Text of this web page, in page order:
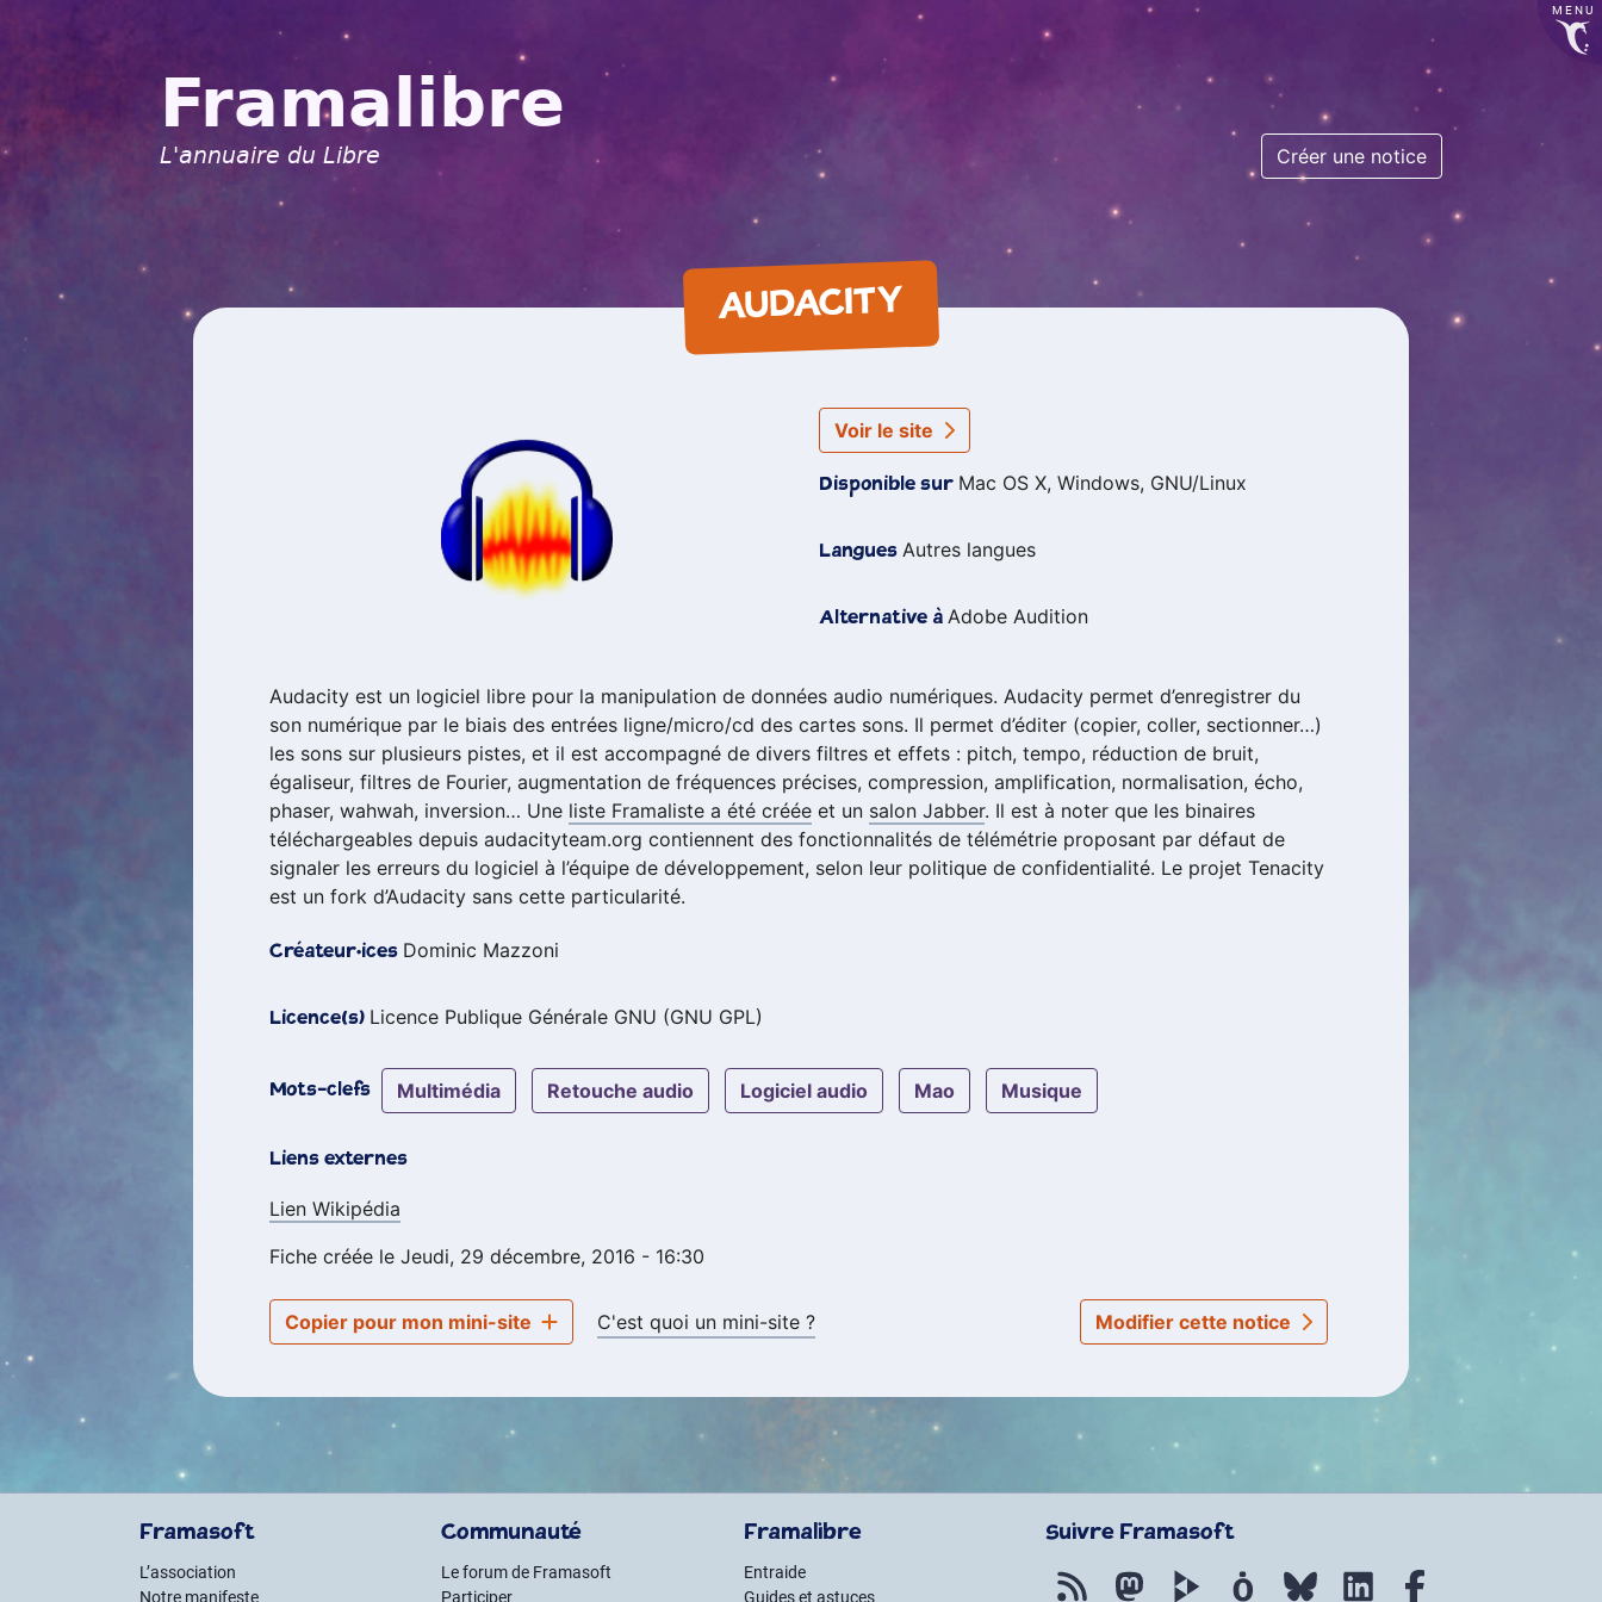
MENU
Framalibre
L'annuaire du Libre Créer une notice
AUDACITY
Voir le site
Disponible sur Mac OS X, Windows, GNU/Linux
Langues Autres langues
Alternative à Adobe Audition
Audacity est un logiciel libre pour la manipulation de données audio numériques. Audacity permet d’enregistrer du
son numérique par le biais des entrées ligne/micro/cd des cartes sons. Il permet d’éditer (copier, coller, sectionner…)
les sons sur plusieurs pistes, et il est accompagné de divers filtres et effets : pitch, tempo, réduction de bruit,
égaliseur, filtres de Fourier, augmentation de fréquences précises, compression, amplification, normalisation, écho,
phaser, wahwah, inversion… Une liste Framaliste a été créée et un salon Jabber. Il est à noter que les binaires
téléchargeables depuis audacityteam.org contiennent des fonctionnalités de télémétrie proposant par défaut de
signaler les erreurs du logiciel à l’équipe de développement, selon leur politique de confidentialité. Le projet Tenacity
est un fork d’Audacity sans cette particularité.
Créateur·ices Dominic Mazzoni
Licence(s) Licence Publique Générale GNU (GNU GPL)
Mots-clefs multimédia retouche audio logiciel audio mao musique
Liens externes
Lien Wikipédia
Fiche créée le Jeudi, 29 décembre, 2016 - 16:30
Copier pour mon mini-site C'est quoi un mini-site ? Modifier cette notice
Framasoft
L’association
Notre manifeste
Communauté
Le forum de Framasoft
Participer
Framalibre
Entraide
Guides et astuces
Suivre Framasoft
Flux RSS MastodonPeerTube Mobilizon Bluesky LinkedIn